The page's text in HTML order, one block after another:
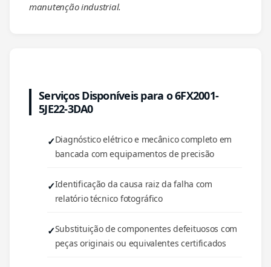
manutenção industrial.
Serviços Disponíveis para o 6FX2001-
5JE22-3DA0
Diagnóstico elétrico e mecânico completo em
bancada com equipamentos de precisão
Identificação da causa raiz da falha com
relatório técnico fotográfico
Substituição de componentes defeituosos com
peças originais ou equivalentes certificados